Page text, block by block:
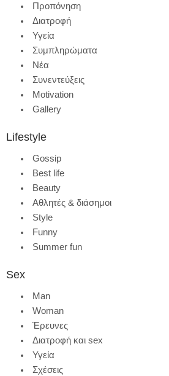
Προπόνηση
Διατροφή
Υγεία
Συμπληρώματα
Νέα
Συνεντεύξεις
Motivation
Gallery
Lifestyle
Gossip
Best life
Beauty
Αθλητές & διάσημοι
Style
Funny
Summer fun
Sex
Man
Woman
Έρευνες
Διατροφή και sex
Υγεία
Σχέσεις